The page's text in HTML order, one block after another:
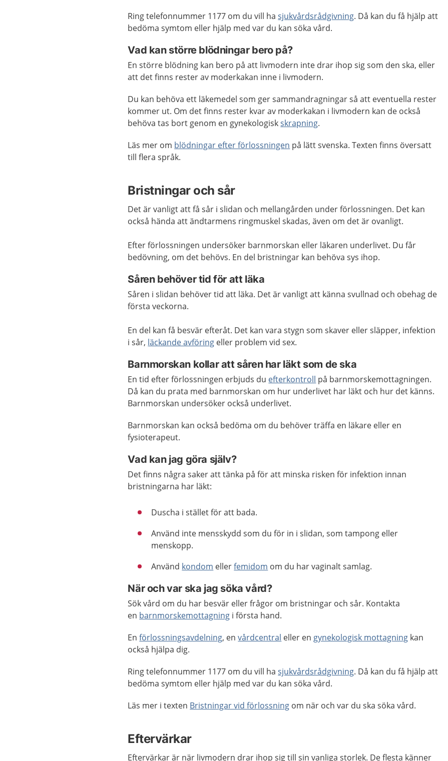
Ring telefonnummer 1177 om du vill hasjukvårdsrådgivning. Då kan du få hjälp att
bedöma symtom eller hjälp med var du kan söka vård.
Vad kan större blödningar bero på?
En större blödning kan bero på att livmodern inte drar ihop sig som den ska, eller
att det finns rester av moderkakan inne i livmodern.
Du kan behöva ett läkemedel som ger sammandragningar så att eventuella rester
kommer ut. Om det finns rester kvar av moderkakan i livmodern kan de också
behöva tas bort genom en gynekologiskskrapning.
Läs mer om blödningar efter förlossningen på lätt svenska. Texten finns översatt
till flera språk.
Bristningar och sår
Det är vanligt att få sår i slidan och mellangården under förlossningen. Det kan
också hända att ändtarmens ringmuskel skadas, även om det är ovanligt.
Efter förlossningen undersöker barnmorskan eller läkaren underlivet. Du får
bedövning, om det behövs. En del bristningar kan behöva sys ihop.
Såren behöver tid för att läka
Såren i slidan behöver tid att läka. Det är vanligt att känna svullnad och obehag de
första veckorna.
En del kan få besvär efteråt. Det kan vara stygn som skaver eller släpper, infektion
i sår, läckande avföring eller problem vid sex.
Barnmorskan kollar att såren har läkt som de ska
En tid efter förlossningen erbjuds du efterkontroll på barnmorskemottagningen.
Då kan du prata med barnmorskan om hur underlivet har läkt och hur det känns.
Barnmorskan undersöker också underlivet.
Barnmorskan kan också bedöma om du behöver träffa en läkare eller en
fysioterapeut.
Vad kan jag göra själv?
Det finns några saker att tänka på för att minska risken för infektion innan
bristningarna har läkt:
Duscha i stället för att bada.
Använd inte mensskydd som du för in i slidan, som tampong eller
menskopp.
Använd kondom ellerfemidom om du har vaginalt samlag.
När och var ska jag söka vård?
Sök vård om du har besvär eller frågor om bristningar och sår. Kontakta
en barnmorskemottagning i första hand.
Enförlossningsavdelning, envårdcentral eller en gynekologisk mottagning kan
också hjälpa dig.
Ring telefonnummer 1177 om du vill hasjukvårdsrådgivning. Då kan du få hjälp att
bedöma symtom eller hjälp med var du kan söka vård.
Läs mer i texten Bristningar vid förlossning om när och var du ska söka vård.
Eftervärkar
Eftervärkar är när livmodern drar ihop sig till sin vanliga storlek. De flesta känner